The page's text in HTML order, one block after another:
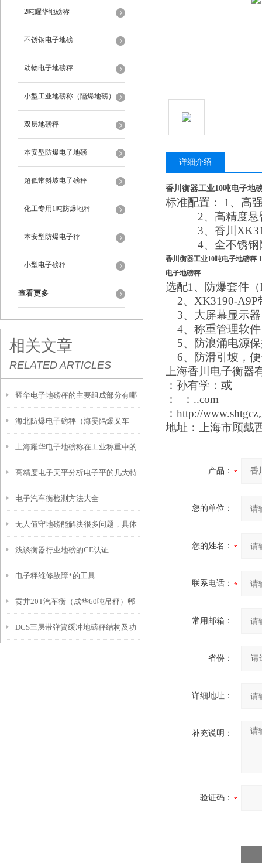
2吨耀华地磅称
不锈钢电子地磅
动物电子地磅秤
小型工业地磅称（隔爆地磅）
双层地磅秤
本安型防爆电子地磅
超低带斜坡电子磅秤
化工专用1吨防爆地秤
本安型防爆电子秤
小型电子磅秤
查看更多
相关文章
RELATED ARTICLES
耀华电子地磅秤的主要组成部分有哪
些？
海北防爆电子磅秤（海晏隔爆叉车
秤）利通防爆吊秤）镇坪隔爆电子磅
维修
上海耀华电子地磅称在工业称重中的
优势
高精度电子天平分析电子平的几大特
性及使用注意事项
电子汽车衡检测方法大全
无人值守地磅能解决很多问题，具体
有哪些方面的呢
浅谈衡器行业地磅的CE认证
电子秤维修故障*的工具
贡井20T汽车衡（成华60吨吊秤）郫
都轨道衡）盐亭120T地磅维修
DCS三层带弹簧缓冲地磅秤结构及功
详细介绍
香川衡器工业10吨电子地
标准配置： 1、高
2、高精度悬臂
3、香川
4、全不锈钢
香川衡器工业10吨电子地磅秤
电子地磅秤
选配1、防爆套件
2、XK3190-A9P
3、大屏幕显示器
4、称重管理软件
5、防浪涌电源保
6、防滑引坡，便
上海香川电子衡器
：孙有学：或
： ：..com
：http://
地址：上海市顾戴
产品：
您的单位：
您的姓名：
联系电话：
常用邮箱：
省份：
详细地址：
补充说明：
验证码：